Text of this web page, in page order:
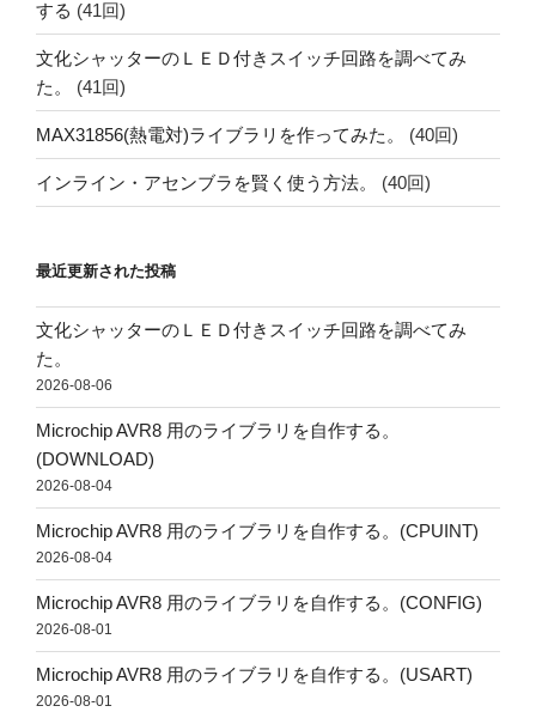
する (41回)
文化シャッターのＬＥＤ付きスイッチ回路を調べてみ
た。
(41回)
MAX31856(熱電対)ライブラリを作ってみた。 (40回)
インライン・アセンブラを賢く使う方法。 (40回)
最近更新された投稿
文化シャッターのＬＥＤ付きスイッチ回路を調べてみ
た。
2026-08-06
Microchip AVR8 用のライブラリを自作する。
(DOWNLOAD)
2026-08-04
Microchip AVR8 用のライブラリを自作する。(CPUINT)
2026-08-04
Microchip AVR8 用のライブラリを自作する。(CONFIG)
2026-08-01
Microchip AVR8 用のライブラリを自作する。(USART)
2026-08-01